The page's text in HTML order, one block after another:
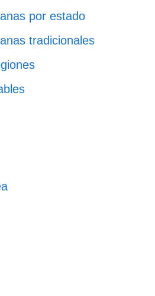
por estado
tradicionales